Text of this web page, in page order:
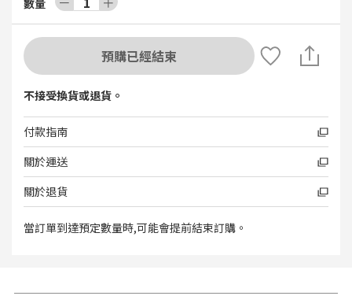
數量
預購已經結束
不接受換貨或退貨。
付款指南
關於運送
關於退貨
當訂單到達預定數量時,可能會提前結束訂購。